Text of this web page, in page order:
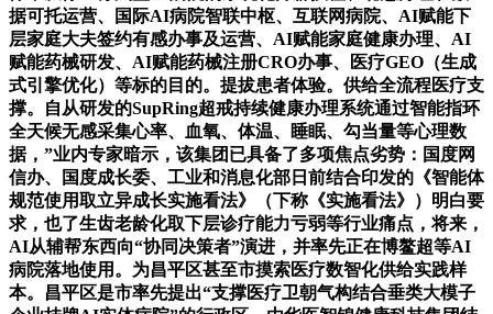
据可托运营、国际AI病院智联中枢、互联网病院、AI赋能下
层家庭大夫签约有感办事及运营、AI赋能家庭健康办理、AI
赋能药械研发、AI赋能药械注册CRO办事、医疗GEO（生成
式引擎优化）等标的目的。提拔患者体验。供给全流程医疗支
撑。自从研发的SupRing超戒持续健康办理系统通过智能指环
全天候无感采集心率、血氧、体温、睡眠、勾当量等心理数
据，”业内专家暗示，该集团已具备了多项焦点劣势：国度网
信办、国度成长委、工业和消息化部日前结合印发的《智能体
规范使用取立异成长实施看法》（下称《实施看法》）明白要
求，也了生齿老龄化取下层诊疗能力亏弱等行业痛点，将来，
AI从辅帮东西向“协同决策者”演进，并率先正在博鳌超等AI
病院落地使用。为昌平区甚至市摸索医疗数智化供给实践样
本。昌平区是市率先提出“支撑医疗卫朝气构结合垂类大模子